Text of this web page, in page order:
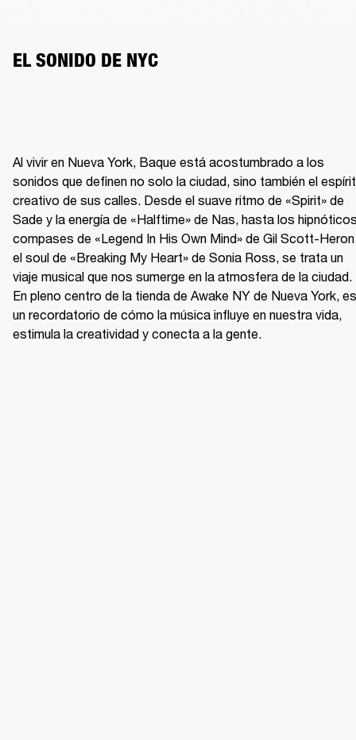
EL SONIDO DE NYC
Al vivir en Nueva York, Baque está acostumbrado a los
sonidos que definen no solo la ciudad, sino también el
creativo de sus calles. Desde el suave ritmo de «Spirit» de
Sade y la energía de «Halftime» de Nas, hasta los
compases de «Legend In His Own Mind» de Gil Scott-
el soul de «Breaking My Heart» de Sonia Ross, se trata un
viaje musical que nos sumerge en la atmosfera de la ciudad.
En pleno centro de la tienda de Awake NY de Nueva York, es
un recordatorio de cómo la música influye en nuestra vida,
estimula la creatividad y conecta a la gente.